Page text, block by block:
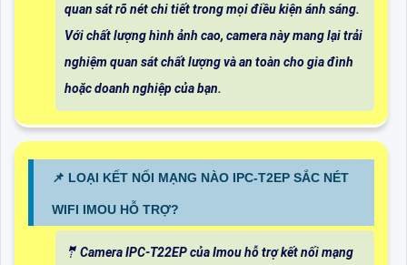
quan sát rõ nét chi tiết trong mọi điều kiện ánh sáng.
Với chất lượng hình ảnh cao, camera này mang lại trải
nghiệm quan sát chất lượng và an toàn cho gia đình
hoặc doanh nghiệp của bạn.
📌 LOẠI KẾT NỐI MẠNG NÀO IPC-T2EP SẮC NÉT
WIFI IMOU HỖ TRỢ?
🤵 Camera IPC-T22EP của Imou hỗ trợ kết nối mạng